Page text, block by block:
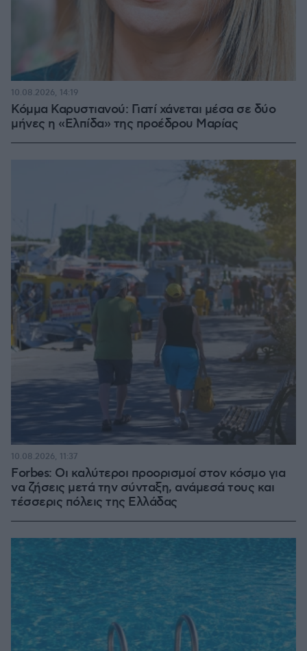
Κόμμα Καρυστιανού: Γιατί χάνεται μέσα σε δύο
μήνες η «Ελπίδα» της προέδρου Μαρίας
10.08.2026, 14:19
Forbes: Οι καλύτεροι προορισμοί στον κόσμο για
να ζήσεις μετά την σύνταξη, ανάμεσά τους και
τέσσερις πόλεις της Ελλάδας
10.08.2026, 11:37